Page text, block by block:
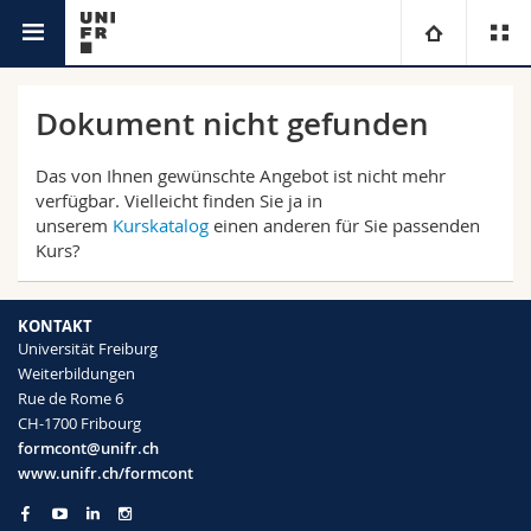
Campus
Forschung
Universität
Weiterbildung
Theologische Fak.
Wirtschafts- und Sozialwissenschaftliche Fak.
Philosophische Fak.
Fak. für Erziehungs- und Bildungswissenschaften
Informationen für
Studierende
Medien
Forschende
Personenverzeichnis
Ortsplan
Bibliotheken
Dokument nicht gefunden
Das von Ihnen gewünschte Angebot ist nicht mehr
verfügbar. Vielleicht finden Sie ja in
unserem Kurskatalog einen anderen für Sie passenden
Kurs?
KONTAKT
Universität Freiburg
Weiterbildungen
Rue de Rome 6
CH-1700 Fribourg
formcont@unifr.ch
www.unifr.ch/formcont